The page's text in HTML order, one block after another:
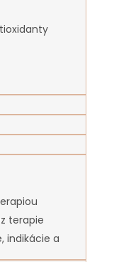
terapie
indikácie a